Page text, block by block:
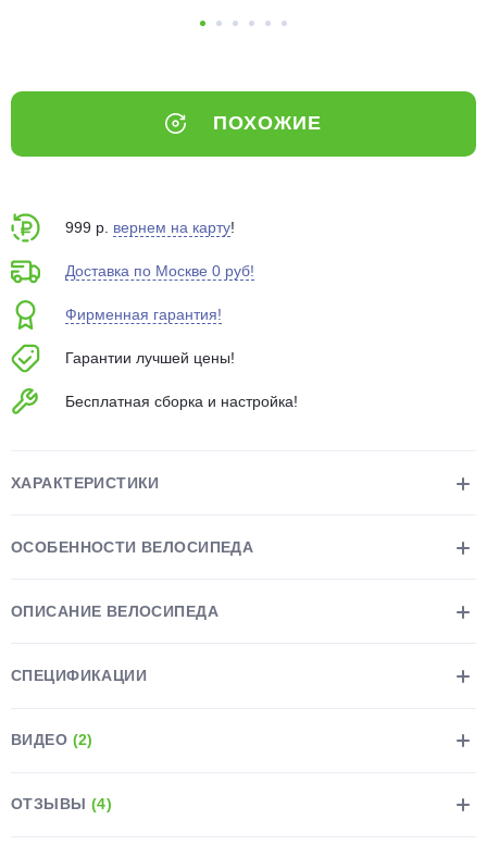
ПОХОЖИЕ
999 р. вернем на карту!
Доставка по Москве 0 руб!
Фирменная гарантия!
Гарантии лучшей цены!
Бесплатная сборка и настройка!
ХАРАКТЕРИСТИКИ
ОСОБЕННОСТИ ВЕЛОСИПЕДА
ОПИСАНИЕ ВЕЛОСИПЕДА
СПЕЦИФИКАЦИИ
ВИДЕО (2)
ОТЗЫВЫ (4)
списываться
с вашей карты
по25%каждые 2 недели
Подробнее
недели
Остались вопросы?